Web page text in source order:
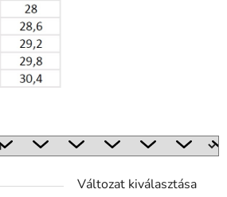
Változat kiválasztása